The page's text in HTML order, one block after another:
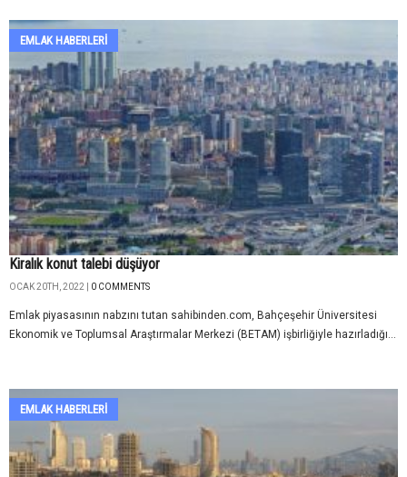
EMLAK HABERLERI
Kiralık konut talebi düşüyor
OCAK 20TH, 2022 | 0 COMMENTS
Emlak piyasasının nabzını tutan sahibinden.com, Bahçeşehir Üniversitesi
Ekonomik ve Toplumsal Araştırmalar Merkezi (BETAM) işbirliğiyle hazırladığı...
EMLAK HABERLERI